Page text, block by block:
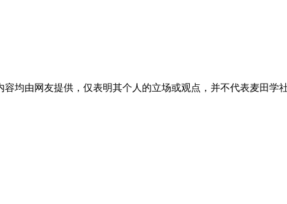
均由网友提供，仅表明其个人的立场或观点，并不代表麦田学